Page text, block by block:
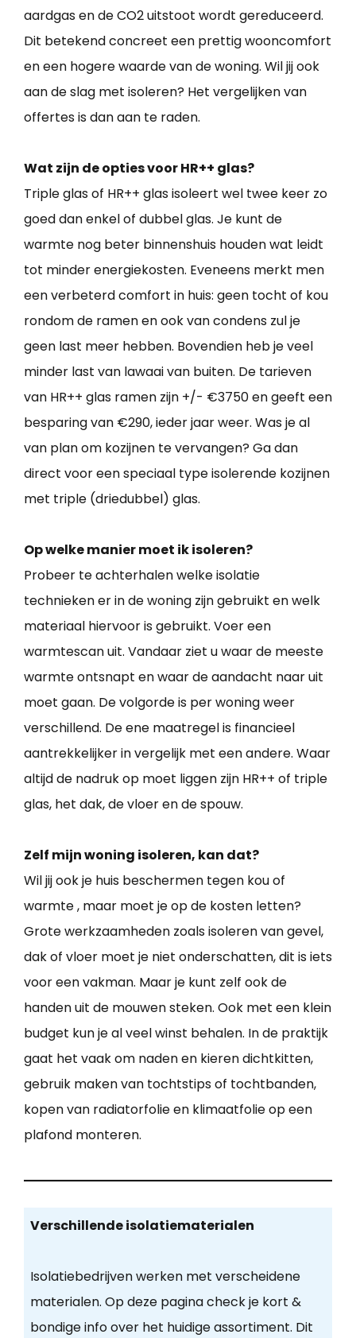
aardgas en de CO2 uitstoot wordt gereduceerd.
Dit betekend concreet een prettig wooncomfort
en een hogere waarde van de woning. Wil jij ook
aan de slag met isoleren? Het vergelijken van
offertes is dan aan te raden.
Wat zijn de opties voor HR++ glas?
Triple glas of HR++ glas isoleert wel twee keer zo
goed dan enkel of dubbel glas. Je kunt de
warmte nog beter binnenshuis houden wat leidt
tot minder energiekosten. Eveneens merkt men
een verbeterd comfort in huis: geen tocht of kou
rondom de ramen en ook van condens zul je
geen last meer hebben. Bovendien heb je veel
minder last van lawaai van buiten. De tarieven
van HR++ glas ramen zijn +/- €3750 en geeft een
besparing van €290, ieder jaar weer. Was je al
van plan om kozijnen te vervangen? Ga dan
direct voor een speciaal type isolerende kozijnen
met triple (driedubbel) glas.
Op welke manier moet ik isoleren?
Probeer te achterhalen welke isolatie
technieken er in de woning zijn gebruikt en welk
materiaal hiervoor is gebruikt. Voer een
warmtescan uit. Vandaar ziet u waar de meeste
warmte ontsnapt en waar de aandacht naar uit
moet gaan. De volgorde is per woning weer
verschillend. De ene maatregel is financieel
aantrekkelijker in vergelijk met een andere. Waar
altijd de nadruk op moet liggen zijn HR++ of triple
glas, het dak, de vloer en de spouw.
Zelf mijn woning isoleren, kan dat?
Wil jij ook je huis beschermen tegen kou of
warmte , maar moet je op de kosten letten?
Grote werkzaamheden zoals isoleren van gevel,
dak of vloer moet je niet onderschatten, dit is iets
voor een vakman. Maar je kunt zelf ook de
handen uit de mouwen steken. Ook met een klein
budget kun je al veel winst behalen. In de praktijk
gaat het vaak om naden en kieren dichtkitten,
gebruik maken van tochtstips of tochtbanden,
kopen van radiatorfolie en klimaatfolie op een
plafond monteren.
Verschillende isolatiematerialen
Isolatiebedrijven werken met verscheidene
materialen. Op deze pagina check je kort &
bondige info over het huidige assortiment. Dit